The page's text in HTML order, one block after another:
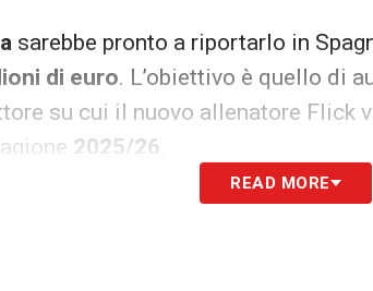
sarebbe pronto a riportarlo in
di euro. L’obiettivo è quello di
su cui il nuovo allenatore Flick
2025/26
in fase esplorativa, ma la
READ MORE